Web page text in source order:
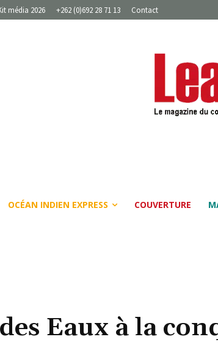
média 2026 +262 (0)692 28 71 13 Contact
OCÉAN INDIEN EXPRESS COUVERTURE
Eaux à la